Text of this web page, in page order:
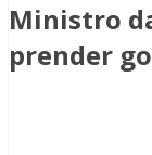
Ministro
prender